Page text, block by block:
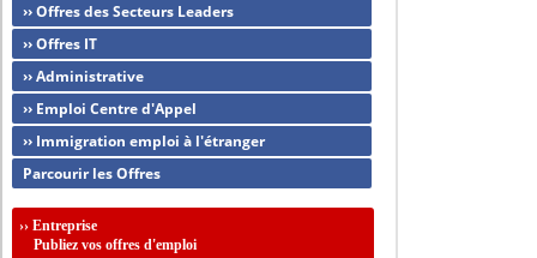
›› Offres des Secteurs Leaders
›› Offres IT
›› Administrative
›› Emploi Centre d'Appel
›› Immigration emploi à l'étranger
Parcourir les Offres
››Entreprise
Publiez vos offres d'emploi